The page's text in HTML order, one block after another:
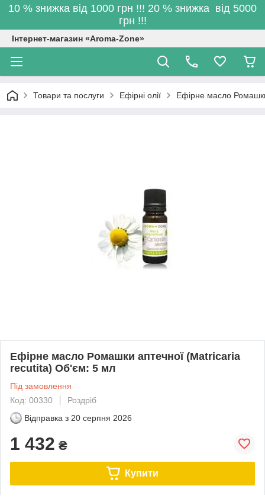
10 % знижка від 1000 грн !!! 20 % знижка від 5000
грн !!!
Інтернет-магазин «Aroma-Zone»
Товари та послуги Ефірні олії Ефірне масло
Ефірне масло Ромашки аптечної (Matricaria
recutita) Об'єм: 5 мл
Під замовлення
Код: 00330
Роздріб
Відправка з 20 серпня 2026
1 432 ₴
Купити